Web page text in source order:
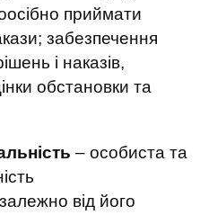
приймати
забезпечення
і наказів,
обстановки та
– особиста та
від його